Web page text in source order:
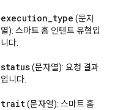
execution_type (문자
열): 스마트 홈 인텐트 유형입
니다.
status(문자열): 요청 결과
입니다.
trait(문자열): 스마트 홈